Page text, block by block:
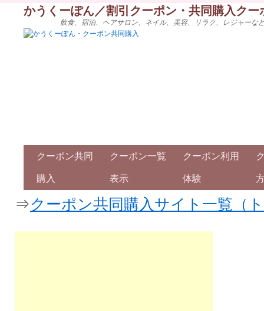
かうくーぽん／割引クーポン・共同購入ク
飲食、宿泊、ヘアサロン、ネイル、美容、リラク、レジャー
クーポン共同
購入
クーポン一覧
表示
クーポン利用
体験
⇒クーポン共同購入サイト一覧（